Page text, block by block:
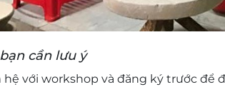
cần lưu ý
hệ với workshop và đăng ký trước để